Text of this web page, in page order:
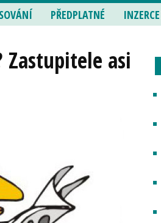
PŘEDPLATNÉ INZERCE
Zastupitele asi